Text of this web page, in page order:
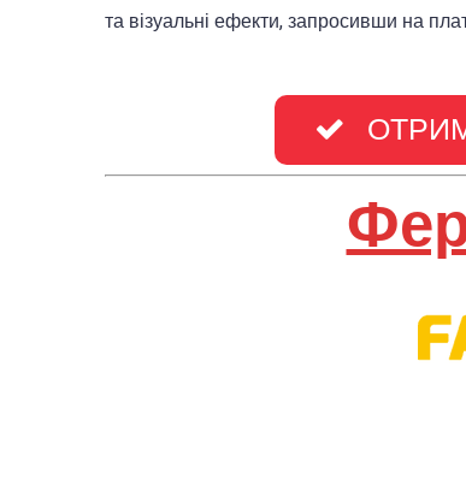
та візуальні ефекти, запросивши на